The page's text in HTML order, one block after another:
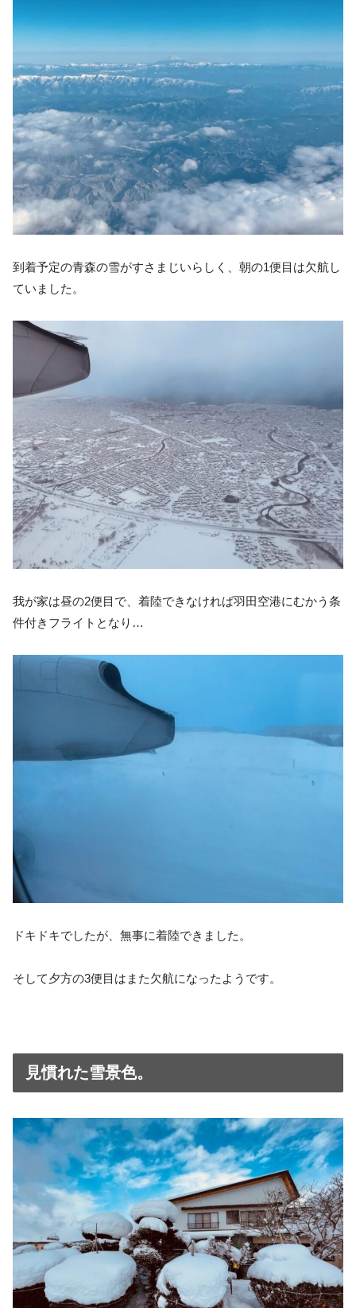
到着予定の青森の雪がすさまじいらしく、朝の1便目は欠航し
ていました。
我が家は昼の2便目で、着陸できなければ羽田空港にむかう条
件付きフライトとなり…
ドキドキでしたが、無事に着陸できました。
そして夕方の3便目はまた欠航になったようです。
見慣れた雪景色。